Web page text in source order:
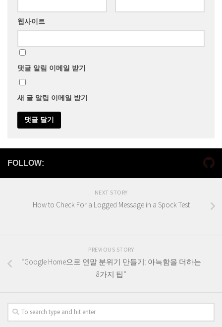
웹사이트
댓글 알림 이메일 받기
새 글 알림 이메일 받기
FOLLOW:
NEXT STORY
How to Check For a Logged Message in a Spock Test
PREVIOUS STORY
“Google Home으로 연말 분위기 만들기: 아늑함을 더하는
8가지 팁”